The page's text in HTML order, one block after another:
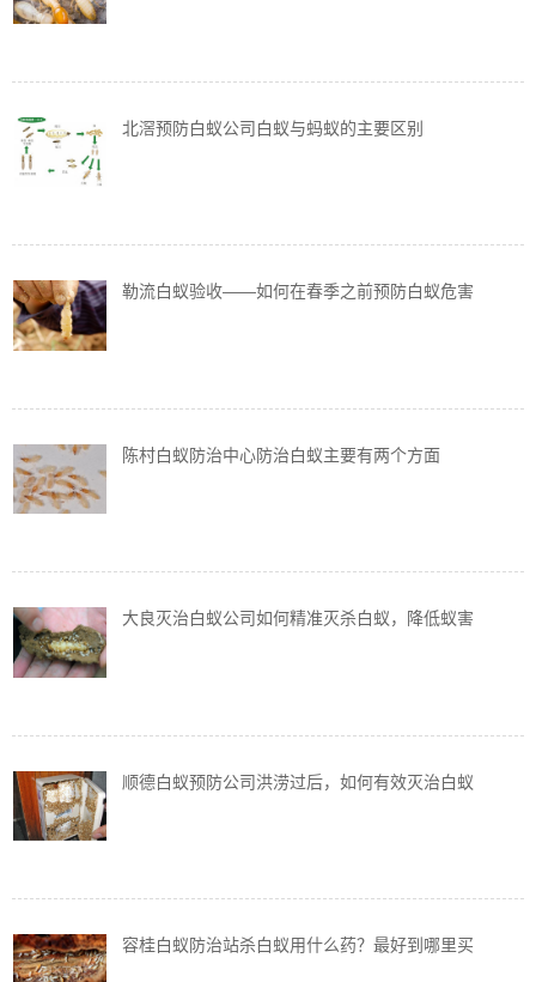
北滘预防白蚁公司白蚁与蚂蚁的主要区别
勒流白蚁验收——如何在春季之前预防白蚁危害
陈村白蚁防治中心防治白蚁主要有两个方面
大良灭治白蚁公司如何精准灭杀白蚁，降低蚁害
顺德白蚁预防公司洪涝过后，如何有效灭治白蚁
容桂白蚁防治站杀白蚁用什么药？最好到哪里买